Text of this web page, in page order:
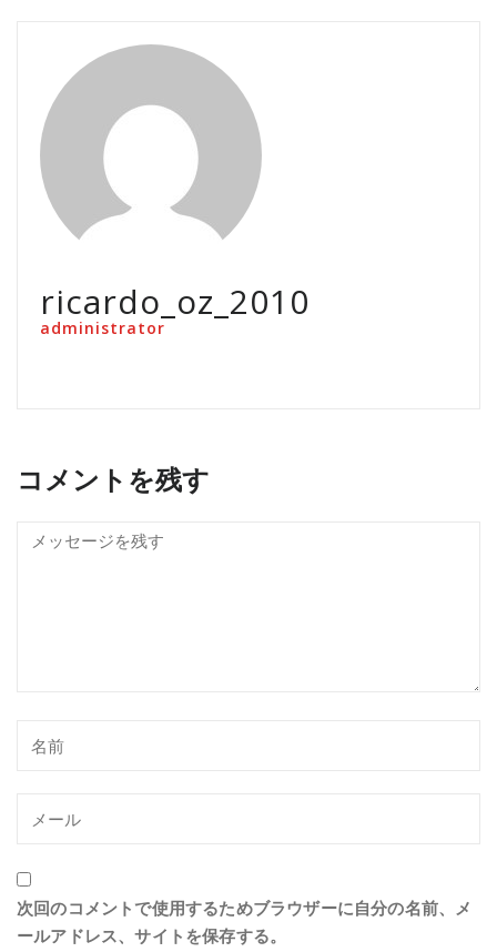
ricardo_oz_2010
administrator
コメントを残す
次回のコメントで使用するためブラウザーに自分の名前、メ
ールアドレス、サイトを保存する。